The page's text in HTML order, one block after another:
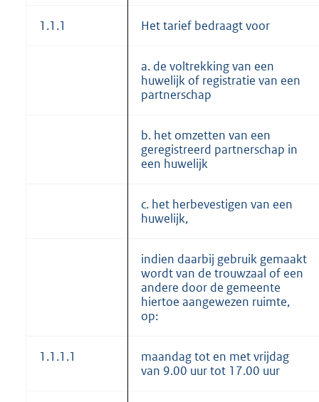
1.1.1 Het tarief bedraagt voor
a. de voltrekking van een
huwelijk of registratie van een
partnerschap
b. het omzetten van een
geregistreerd partnerschap in
een huwelijk
c. het herbevestigen van een
huwelijk,
indien daarbij gebruik gemaakt
wordt van de trouwzaal of een
andere door de gemeente
hiertoe aangewezen ruimte,
op:
1.1.1.1
maandag tot en met vrijdag
van 9.00 uur tot 17.00 uur